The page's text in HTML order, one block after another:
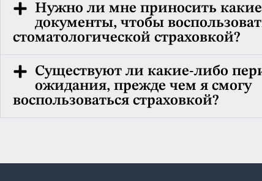
Нужно ли мне приносить
документы, чтобы
стоматологической страховкой?
Существуют ли какие-либо
ожидания, прежде чем я смогу
воспользоваться страховкой?